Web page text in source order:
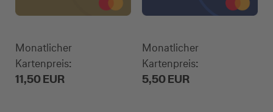
Monatlicher
Kartenpreis:
11,50 EUR
Monatlicher
Kartenpreis:
5,50 EUR